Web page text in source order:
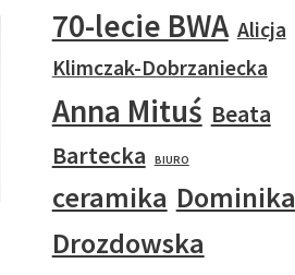
70-lecie BWA Alicja
Klimczak-Dobrzaniecka
Anna Mituś Beata
Bartecka
BIURO
ceramika Dominika
Drozdowska